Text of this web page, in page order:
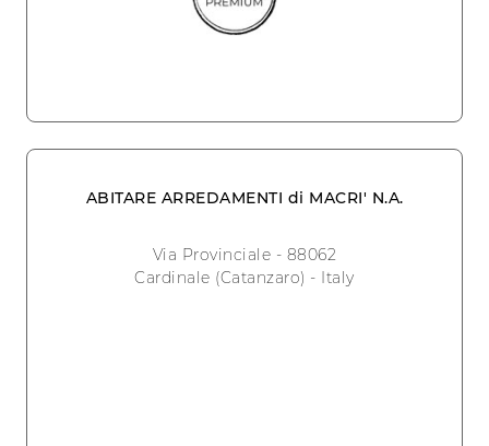
ABITARE ARREDAMENTI di MACRI' N.A.
Via Provinciale - 88062
Cardinale (Catanzaro) - Italy